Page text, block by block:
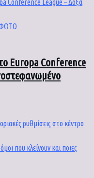
Europa Conference